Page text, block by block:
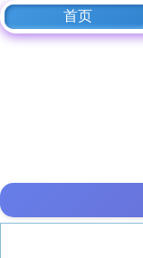
首页